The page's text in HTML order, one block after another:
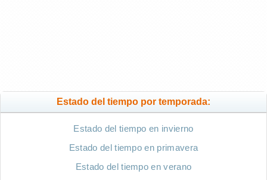
Estado del tiempo por temporada:
Estado del tiempo en invierno
Estado del tiempo en primavera
Estado del tiempo en verano